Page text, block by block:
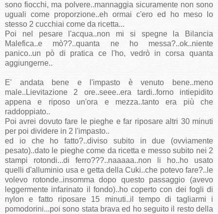
sono fiocchi, ma polvere..mannaggia sicuramente non sono
uguali come proporzione..eh ormai c'ero ed ho meso lo
stesso 2 cucchiai come da ricetta...
Poi nel pesare l'acqua..non mi si spegne la Bilancia
Malefica..e mò??..quanta ne ho messa?..ok..niente
panico..un pò di pratica ce l'ho, vedrò in corsa quanta
aggiungerne..
E' andata bene e l'impasto è venuto bene..meno
male..Lievitazione 2 ore..seee..era tardi..forno intiepidito
appena e riposo un'ora e mezza..tanto era più che
raddoppiato..
Poi avrei dovuto fare le pieghe e far riposare altri 30 minuti
per poi dividere in 2 l'impasto..
ed io che ho fatto?..diviso subito in due (ovviamente
pesato)..dato le pieghe come da ricetta e messo subito nei 2
stampi rotondi...di ferro???..naaaaa..non li ho..ho usato
quelli d'alluminio usa e getta della Cuki..che potevo fare?..le
volevo rotonde..insomma dopo questo passaggio (avevo
leggermente infarinato il fondo)..ho coperto con dei fogli di
nylon e fatto riposare 15 minuti..il tempo di tagliarmi i
pomodorini...poi sono stata brava ed ho seguito il resto della